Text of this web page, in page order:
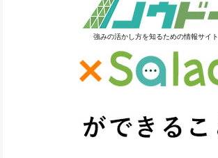
強みの活かし方を知るための情報サイト